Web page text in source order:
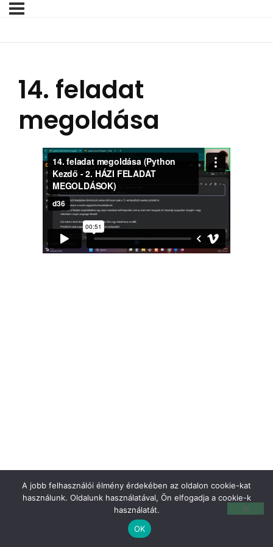
14. feladat
megoldása
A jobb felhasználói élmény érdekében az oldalon cookie-kat
használunk. Oldalunk használatával, Ön elfogadja a cookie-k
használatát.
OK